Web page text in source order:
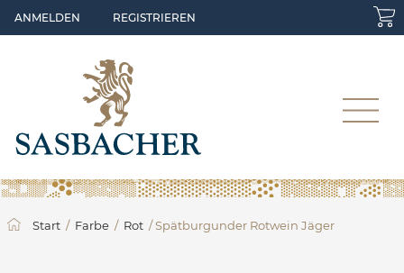
Skip to main content
ANMELDEN REGISTRIEREN
Start / Farbe / Rot / Spätburgunder Rotwein Jäger